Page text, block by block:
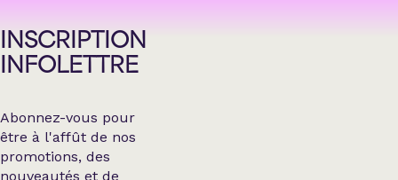
INSCRIPTION
INFOLETTRE
Abonnez-vous pour
être à l'affût de nos
promotions, des
nouveautés et de